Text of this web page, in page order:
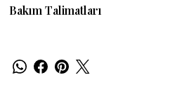
Bakım Talimatları